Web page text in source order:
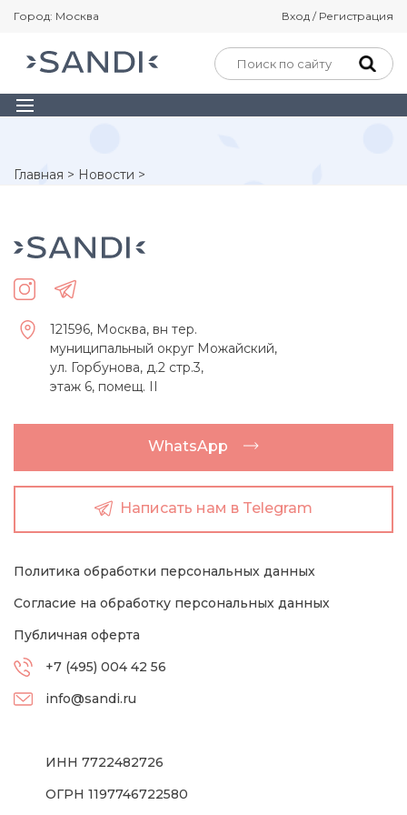
Город: Москва Вход / Регистрация
Главная > Новости >
121596, Москва, вн тер.
муниципальный округ Можайский,
ул. Горбунова, д.2 стр.3,
этаж 6, помещ. II
WhatsApp
Написать нам в Telegram
Политика обработки персональных данных
Согласие на обработку персональных данных
Публичная оферта
+7 (495) 004 42 56
info@sandi.ru
ИНН 7722482726
ОГРН 1197746722580